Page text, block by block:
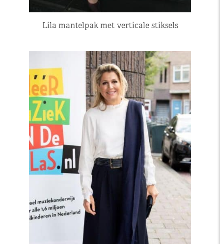
Lila mantelpak met verticale stiksels